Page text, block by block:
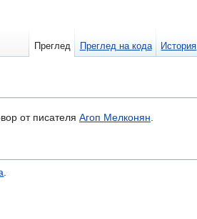
от писателя Агоп Мелконян.
Преглед Преглед на кода История